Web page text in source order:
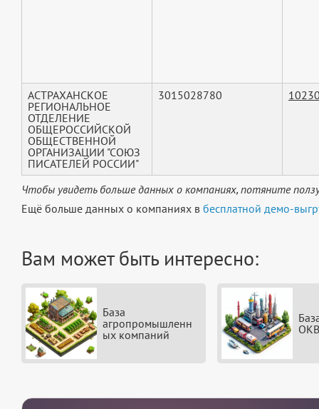
АСТРАХАНСКОЕ
РЕГИОНАЛЬНОЕ
ОТДЕЛЕНИЕ
ОБЩЕРОССИЙСКОЙ
ОБЩЕСТВЕННОЙ
ОРГАНИЗАЦИИ "СОЮЗ
ПИСАТЕЛЕЙ РОССИИ"
3015028780
Чтобы увидеть больше данных о компаниях, потяните
Ещё больше данных о компаниях в бесплатной демо-
Вам может быть интересно:
База
агропромышленн
ых компаний